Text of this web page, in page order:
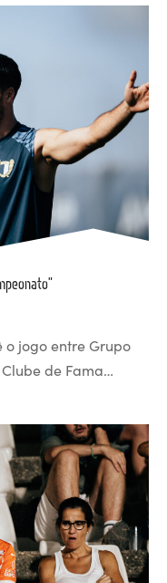
o jogo entre Grupo
de Fama…